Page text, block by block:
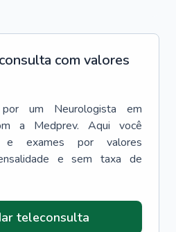
com valores
um Neurologista
em
a Medprev. Aqui você
e exames por valores
e sem taxa de
teleconsulta